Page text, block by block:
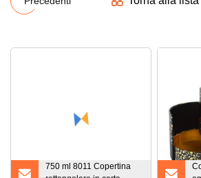
750 ml 8011 Copertina